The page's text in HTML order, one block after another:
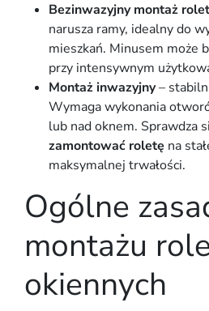
Bezinwazyjny montaż rolet
narusza ramy, idealny do
mieszkań. Minusem może
przy intensywnym
Montaż inwazyjny–
Wymaga wykonania
lub nad oknem. Sprawdza
zamontować roletę na
maksymalnej trwałości.
Ogólne
montażu
okiennych